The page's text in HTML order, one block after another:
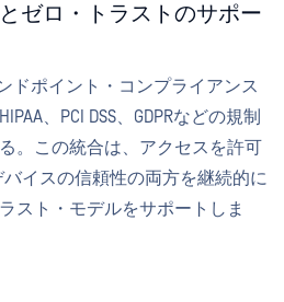
ゼロ・トラストのサポー
ドポイント・コンプライアンス
、PCI DSS、GDPRなどの規制
。この統合は、アクセスを許可
イスの信頼性の両方を継続的に
スト・モデルをサポートしま